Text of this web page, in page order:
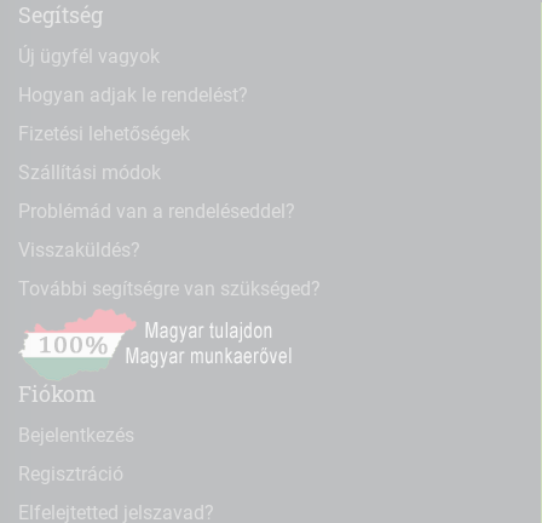
Segítség
Új ügyfél vagyok
Hogyan adjak le rendelést?
Fizetési lehetőségek
Szállítási módok
Problémád van a rendeléseddel?
Visszaküldés?
További segítségre van szükséged?
Fiókom
Bejelentkezés
Regisztráció
Elfelejtetted jelszavad?